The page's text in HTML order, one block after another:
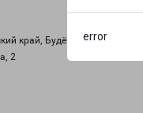
error
край, Будённовск,
2